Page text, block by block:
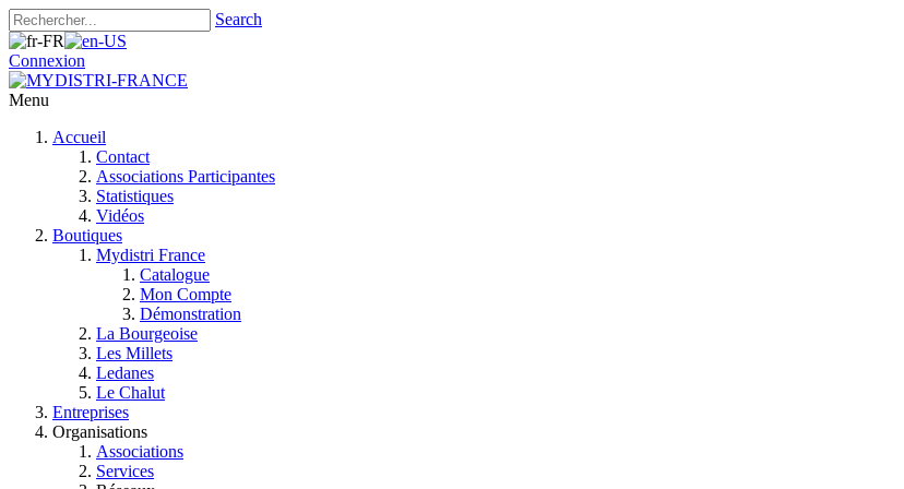
Search
Connexion
Menu
Accueil
Contact
Associations Participantes
Statistiques
Vidéos
Boutiques
Mydistri France
Catalogue
Mon Compte
Démonstration
La Bourgeoise
Les Millets
Ledanes
Le Chalut
Entreprises
Organisations
Associations
Services